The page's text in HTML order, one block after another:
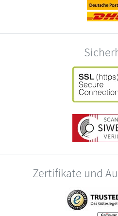
Zertifikate und